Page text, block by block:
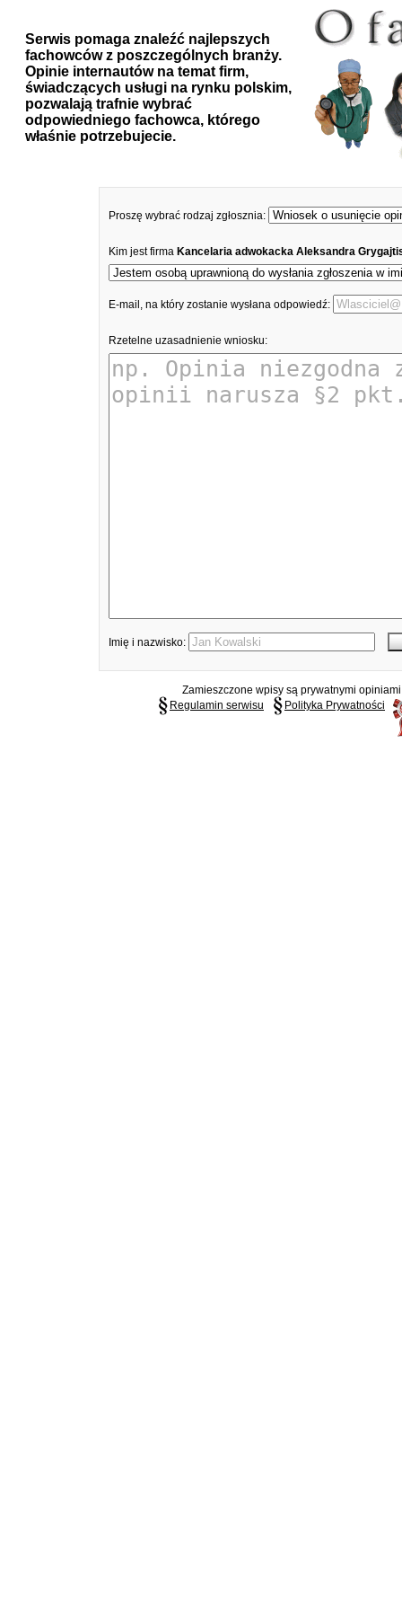
Serwis pomaga znaleźć najlepszych
fachowców z poszczególnych branży.
Opinie internautów na temat firm,
świadczących usługi na rynku polskim,
pozwalają trafnie wybrać
odpowiedniego fachowca, którego
właśnie potrzebujecie.
Proszę wybrać rodzaj zgłosznia:
Kim jest firma Kancelaria adwokacka Aleksandra
E-mail, na który zostanie wysłana odpowiedź:
Rzetelne uzasadnienie wniosku:
Imię i nazwisko:
Zamieszczone wpisy są prywatnymi
Regulamin serwisu
Polityka Prywatności